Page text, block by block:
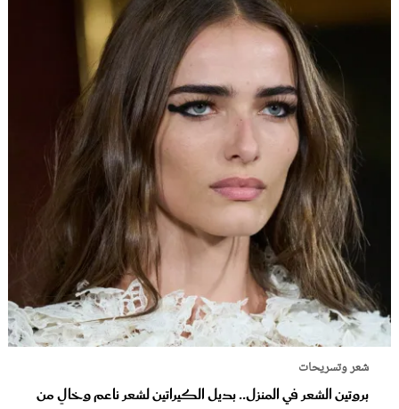
شعر وتسريحات
بروتين الشعر في المنزل.. بديل الكيراتين لشعر ناعم وخالٍ من